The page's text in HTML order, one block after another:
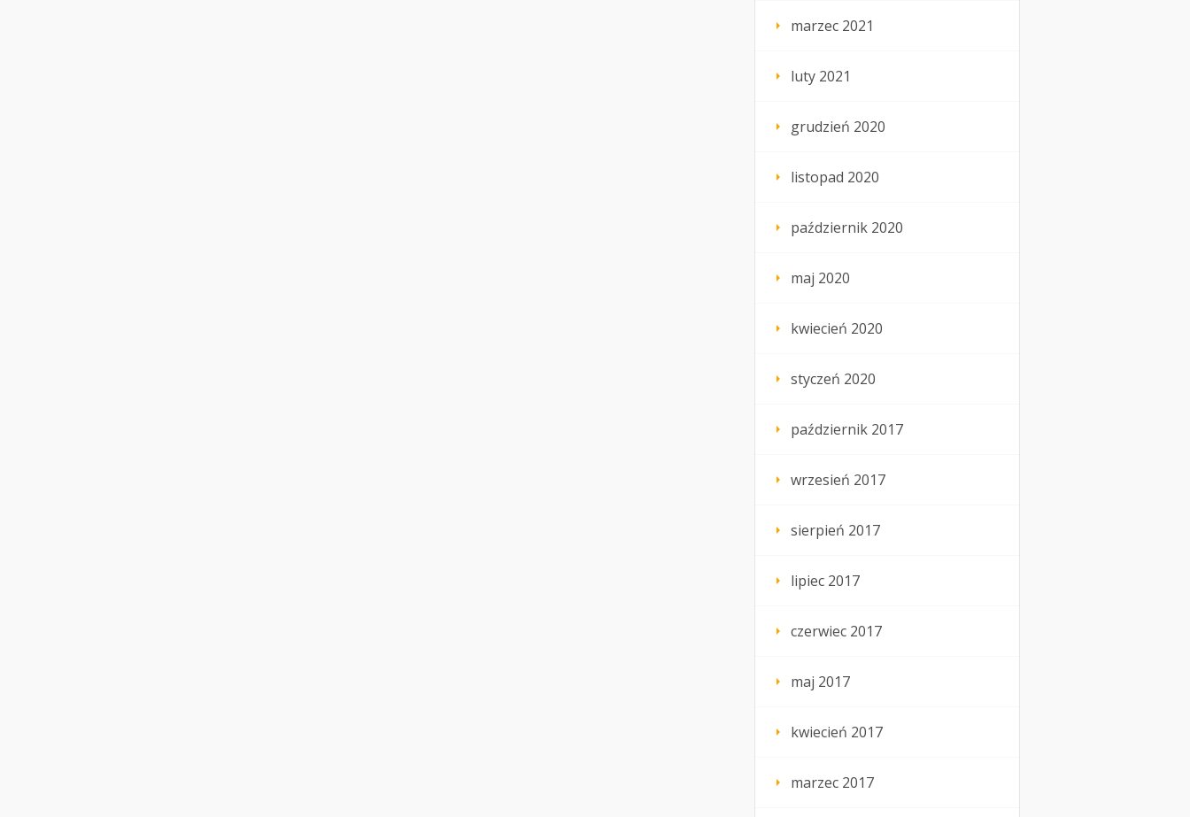
marzec 2021
luty 2021
grudzień 2020
listopad 2020
październik 2020
maj 2020
kwiecień 2020
styczeń 2020
październik 2017
wrzesień 2017
sierpień 2017
lipiec 2017
czerwiec 2017
maj 2017
kwiecień 2017
marzec 2017